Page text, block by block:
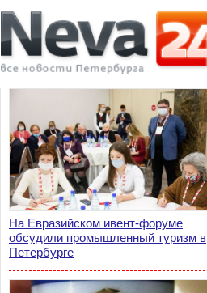
На Евразийском ивент-форуме
обсудили промышленный туризм в
Петербурге